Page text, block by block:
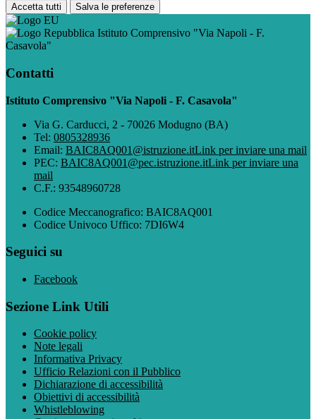
Accetta tutti Salva le preferenze
Istituto Comprensivo "Via Napoli - F.
Casavola"
Contatti
Istituto Comprensivo "Via Napoli - F. Casavola"
Via G. Carducci, 2 - 70026 Modugno (BA)
Tel: 0805328936
Email: BAIC8AQ001@istruzione.itLink per inviare una mail
PEC: BAIC8AQ001@pec.istruzione.itLink per inviare una
mail
C.F.: 93548960728
Codice Meccanografico: BAIC8AQ001
Codice Univoco Uffico: 7DI6W4
Seguici su
Facebook
Sezione Link Utili
Cookie policy
Note legali
Informativa Privacy
Ufficio Relazioni con il Pubblico
Dichiarazione di accessibilità
Obiettivi di accessibilità
Whistleblowing